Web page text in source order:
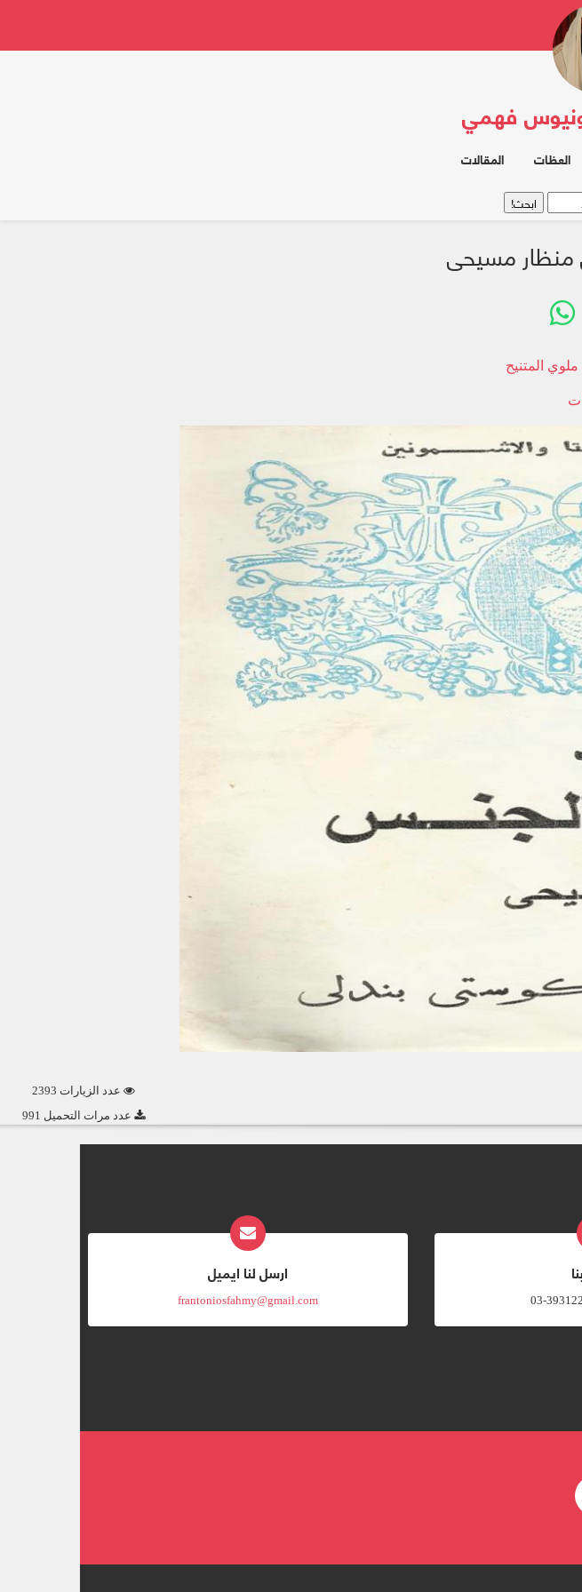
فهمي
العظات المقالات
مسيحى
ملوي المتنيح
عدد الزيارات 2393
عدد مرات التحميل 991
ارسل لنا ايميل
frantoniosfahmy@gmail.com